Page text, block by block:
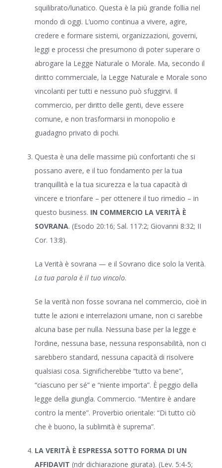
squilibrato/lunatico. Questa è la più grande follia nel
mondo di oggi. L’uomo continua a vivere, agire,
credere e formare sistemi, organizzazioni, governi,
leggi e processi che presumono di poter superare o
abrogare la Legge Naturale o Morale. Ma, secondo il
diritto commerciale, la Legge Naturale e Morale sono
vincolanti per tutti e nessuno può sfuggirvi. Il
commercio, per diritto delle genti, deve essere
comune, e non trasformarsi in monopolio e
guadagno privato di pochi.
Questa è una delle massime più confortanti che si
possano avere, e il tuo fondamento per la tua
tranquillità e la tua sicurezza e la tua capacità di
vincere e trionfare – per ottenere il tuo rimedio – in
questo business. IN COMMERCIO LA VERITÀ È
SOVRANA. (Esodo 20:16; Sal. 117:2; Giovanni 8:32; II
Cor. 13:8).
La Verità è sovrana — e il Sovrano dice solo la Verità.
La tua parola è il tuo vincolo.
Se la verità non fosse sovrana nel commercio, cioè in
tutte le azioni e interrelazioni umane, non ci sarebbe
alcuna base per nulla. Nessuna base per la legge e
l’ordine, nessuna base, nessuna responsabilità, non ci
sarebbero standard, nessuna capacità di risolvere
qualsiasi cosa. Significherebbe “tutto va bene”,
“ciascuno per sé” e “niente importa”. È peggio della
legge della giungla. Commercio. “Mentire è andare
contro la mente”. Proverbio orientale: “Di tutto ciò
che è buono, la sublimità è suprema”.
LA VERITÀ È ESPRESSA SOTTO FORMA DI UN
AFFIDAVIT (ndr dichiarazione giurata). (Lev. 5:4-5;